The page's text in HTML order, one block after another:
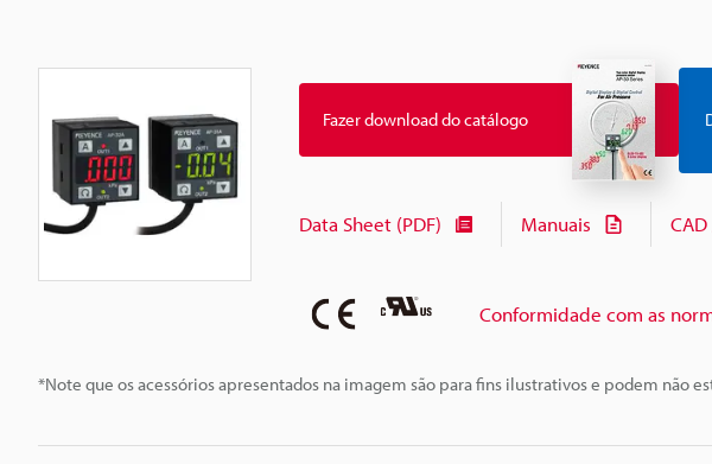
*Note que os acessórios apresentados na imagem são para fins ilustrativos e podem não
Fazer download do catálogo
Data Sheet (PDF) Manuais CAD
Conformidade com as